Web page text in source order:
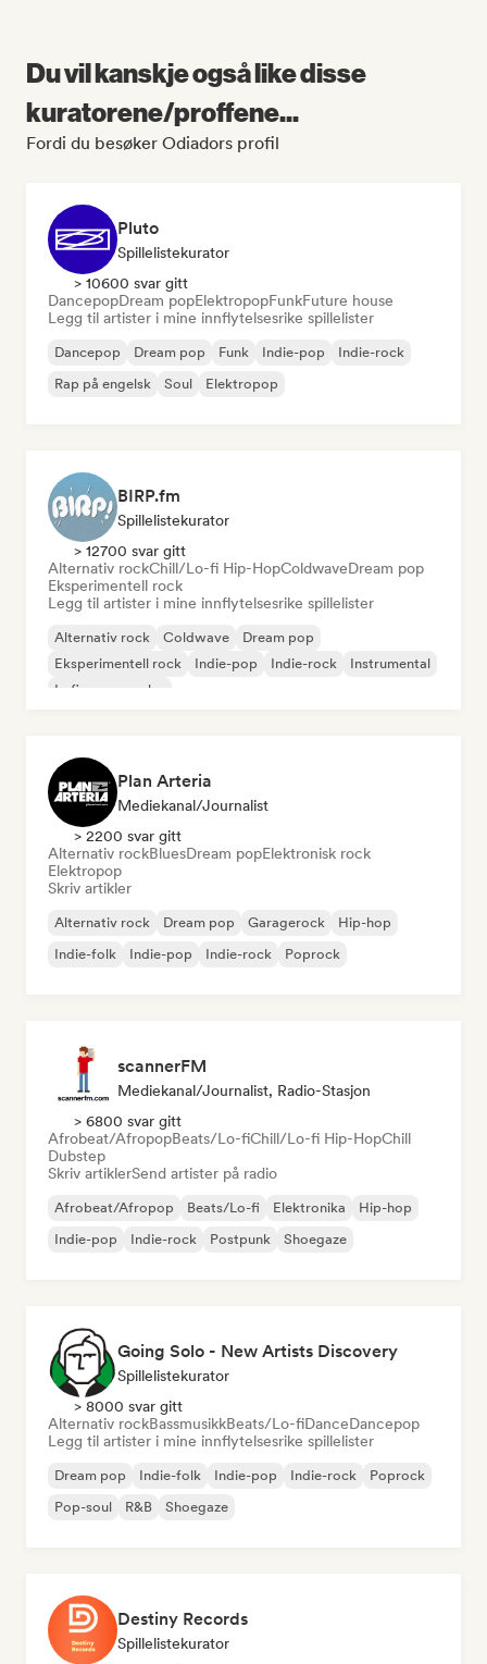
Du vil kanskje også like disse
kuratorene/proffene...
Fordi du besøker Odiadors profil
Pluto
Spillelistekurator
> 10600 svar gitt
DancepopDream popElektropopFunkFuture house
Legg til artister i mine innflytelsesrike spillelister
Dancepop Dream pop Funk Indie-pop
Indie-rock
Rap på engelsk
Soul Elektropop
BIRP.fm
Spillelistekurator
> 12700 svar gitt
Alternativ rockChill/Lo-fi Hip-HopColdwaveDream pop
Eksperimentell rock
Legg til artister i mine innflytelsesrike spillelister
Alternativ rock Coldwave
Dream pop
Eksperimentell rock
Indie-pop Indie-rock
Instrumental
Lofi-soveværelse
Plan Arteria
Mediekanal/journalist
> 2200 svar gitt
Alternativ rockBluesDream popElektronisk rock
Elektropop
Skriv artikler
Alternativ rock Dream pop Garagerock
Hip-hop
Indie-folk
Indie-pop Indie-rock Poprock
scannerFM
Mediekanal/journalist, Radio-Stasjon
> 6800 svar gitt
Afrobeat/AfropopBeats/Lo-fiChill/Lo-fi Hip-HopChill
Dubstep
Skriv artiklerSend artister på radio
Afrobeat/Afropop Beats/Lo-fi Elektronika
Hip-hop
Indie-pop
Indie-rock Postpunk Shoegaze
Going Solo - New Artists Discovery
Spillelistekurator
> 8000 svar gitt
Alternativ rockBassmusikkBeats/Lo-fiDanceDancepop
Legg til artister i mine innflytelsesrike spillelister
Dream pop Indie-folk Indie-pop Indie-rock
Poprock
Pop-soul
R&B Shoegaze
Destiny Records
Spillelistekurator